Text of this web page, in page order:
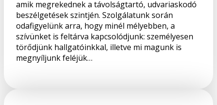
amik megrekednek a távolságtartó, udvariaskodó
beszélgetések szintjén. Szolgálatunk során
odafigyelünk arra, hogy minél mélyebben, a
szívünket is feltárva kapcsolódjunk: személyesen
törődjünk hallgatóinkkal, illetve mi magunk is
megnyíljunk feléjük…